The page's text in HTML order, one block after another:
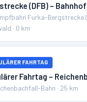
(DFB) –
Furka-Bergstrecke
· 0 km
FAHRTAG
Fahrtag –
Bahn · 25 km